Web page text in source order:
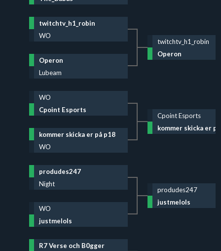
twitchtv_h1_robin
WO
Operon
Lubeam
WO
Cpoint Esports
kommer skicka er på p18
WO
produdes247
Night
WO
justmelols
R7 Verse och B0gger
twitchtv_h1_robin
Operon
Cpoint Esports
kommer skicka er
produdes247
justmelols